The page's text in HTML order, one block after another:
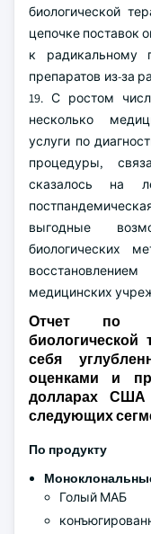
биологической
цепочке поставок
к радикальному
препаратов из-за
19. С ростом
несколько
услуги по
процедуры,
сказалось на
выгодные
биологических
медицинских
Отчет по
биологической
себя
оценками и
долларах США
следующих
По продукту
Голый МАБ